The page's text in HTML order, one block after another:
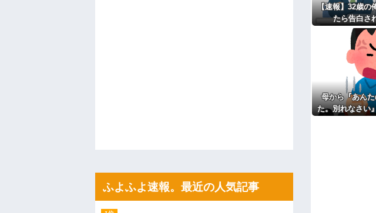
【驚愕】 新幹線じゃなく『帰省費4000円』安くなる在来線で帰省した
【しまった…】 コトメに追い出されたトメと二世帯住宅を建て、「２F(
のエリア)には絶対に上がらない」という約束をしたが、早速破って2Fに上
ATMで俺が暗証番号を入力し終わった瞬間に、後ろに並んでいた外国人
女がこちらに荷物をばらまきやがった。俺（うっぜぇ。引き落としキャン
ハードオフに売っていた4万4000円のフィギュアがヤバすぎるｗｗｗｗ
私「ちょっと、人の家の金庫触らないでよ！」キチママ『そこに金庫が
んだ！降りてこいよ！」と怒鳴りだし...
【衝撃】報酬100万円超の治験募集がこちらｗｗｗｗｗ(※画像あり)
【速報】32歳の
たら告白さ
母から『あん
た。別れなさい
ふよふよ速報。最近の人気記事